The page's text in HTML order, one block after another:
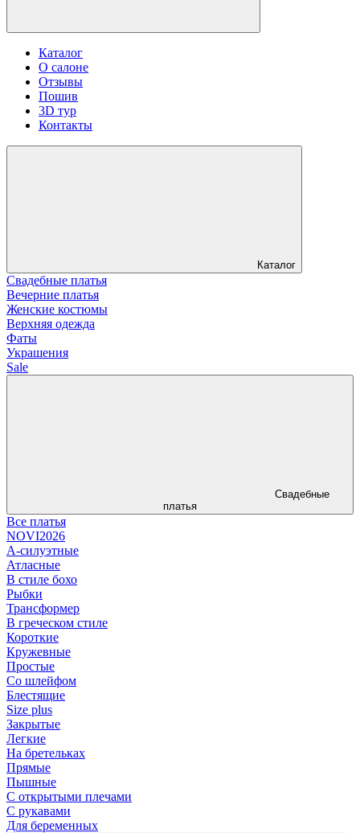
Каталог
О салоне
Отзывы
Пошив
3D тур
Контакты
Каталог
Свадебные платья
Вечерние платья
Женские костюмы
Верхняя одежда
Фаты
Украшения
Sale
Свадебные
платья
Все платья
NOVI2026
А-силуэтные
Атласные
В стиле бохо
Рыбки
Трансформер
В греческом стиле
Короткие
Кружевные
Простые
Со шлейфом
Блестящие
Size plus
Закрытые
Легкие
На бретельках
Прямые
Пышные
С открытыми плечами
С рукавами
Для беременных